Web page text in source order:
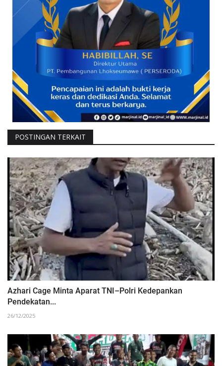
POSTINGAN TERKAIT
Azhari Cage Minta Aparat TNI–Polri Kedepankan
Pendekatan...
26/12/2025